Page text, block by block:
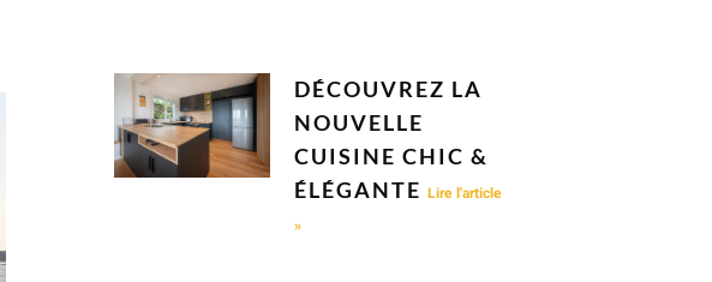
DÉCOUVREZ LA
NOUVELLE
CUISINE CHIC &
ÉLÉGANTELire l'article
»